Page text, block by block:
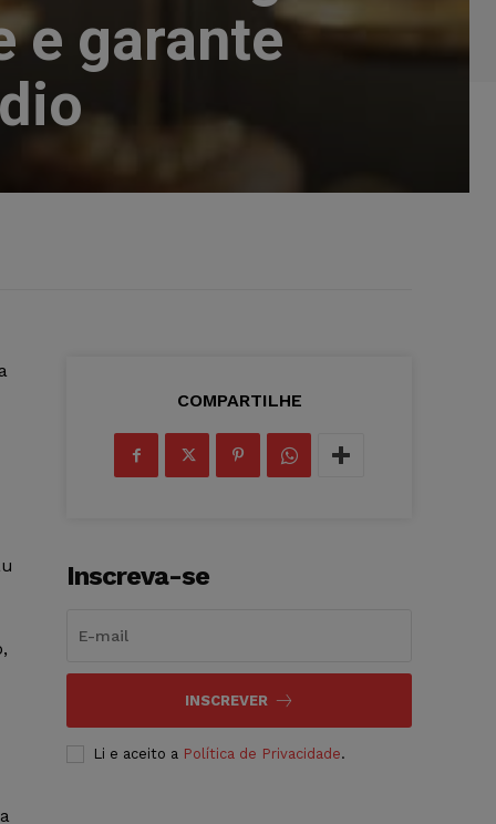
e garante
COMPARTILHE
Inscreva-se
INSCREVER
Li e aceito a Política de Privacidade.